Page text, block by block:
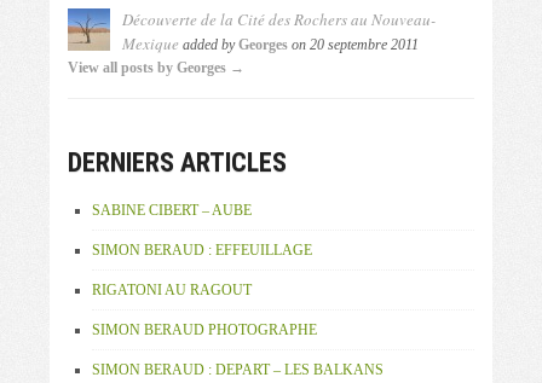
Découverte de la Cité des Rochers au Nouveau-
Mexique added byGeorges on 20 septembre 2011
View all posts by Georges →
DERNIERS ARTICLES
SABINE CIBERT – AUBE
SIMON BERAUD : EFFEUILLAGE
RIGATONI AU RAGOUT
SIMON BERAUD PHOTOGRAPHE
SIMON BERAUD : DEPART – LES BALKANS